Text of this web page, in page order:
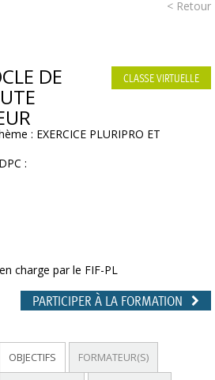
< Retour
CLASSE VIRTUELLE
DE
: EXERCICE PLURIPRO ET
:
charge par le FIF-PL
PARTICIPER À LA FORMATION
OBJECTIFS FORMATEUR(S)